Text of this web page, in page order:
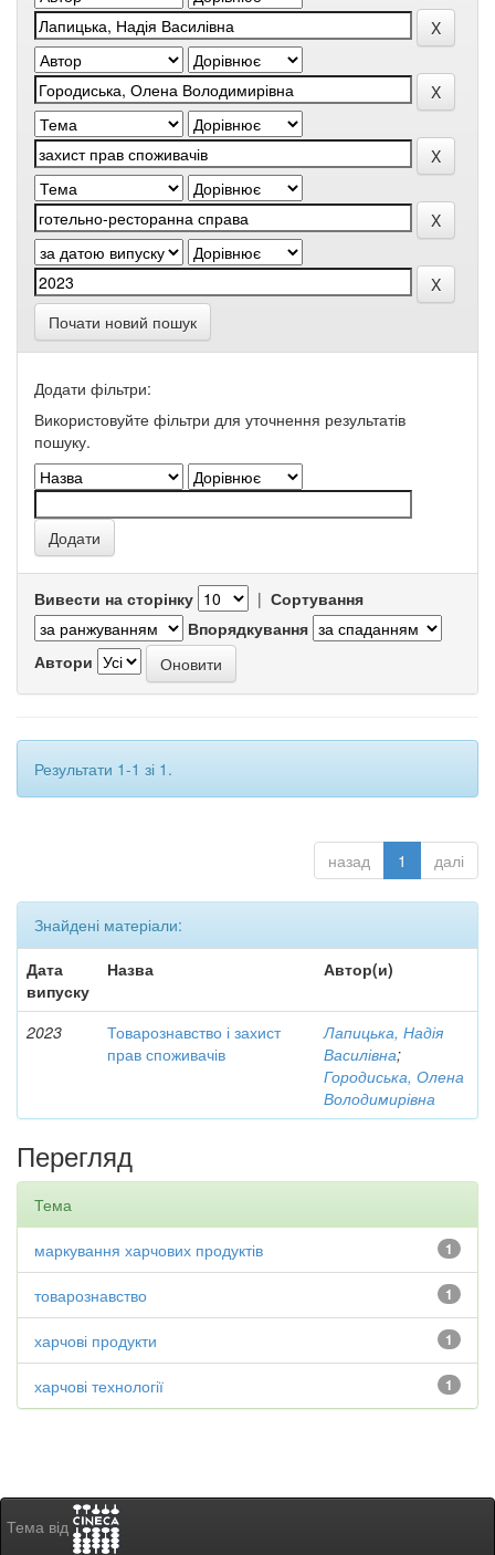
Почати новий пошук
Додати фільтри:
Використовуйте фільтри для уточнення результатів
пошуку.
Вивести на сторінку | Сортування
Впорядкування
Автори
Результати 1-1 зі 1.
назад 1 далі
Знайдені матеріали:
Дата
випуску
Назва Автор(и)
2023
Товарознавство і захист
прав споживачів
Лапицька, Надія
Василівна;
Городиська, Олена
Володимирівна
Перегляд
Тема
1
маркування харчових продуктів
1
товарознавство
1
харчові продукти
1
харчові технології
Тема від